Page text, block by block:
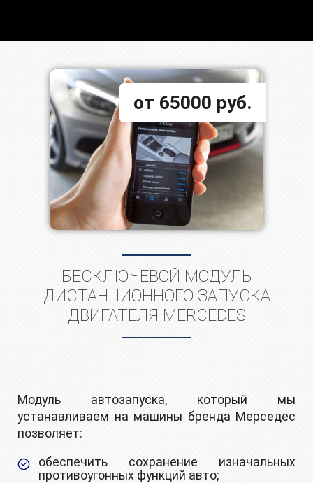
от 65000 руб.
БЕСКЛЮЧЕВОЙ МОДУЛЬ
ДИСТАНЦИОННОГО ЗАПУСКА
ДВИГАТЕЛЯ MERCEDES
Модуль автозапуска, который мы
устанавливаем на машины бренда Мерседес
позволяет:
обеспечить сохранение изначальных
противоугонных функций авто;